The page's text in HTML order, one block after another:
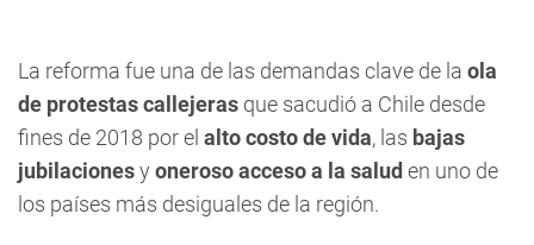
La reforma fue una de las demandas clave de la ola
de protestas callejeras que sacudió a Chile desde
fines de 2018 por el alto costo de vida, las bajas
jubilacionesy oneroso acceso a la salud en uno de
los países más desiguales de la región.